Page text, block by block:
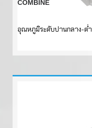
COMBINE
อุณหภูมิระดับปานกลาง-ต่ำ